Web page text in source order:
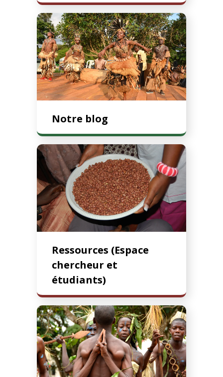
Notre blog
Ressources (Espace
chercheur et
étudiants)